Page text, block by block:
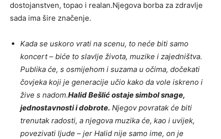
dostojanstven, topao i realan.Njegova borba za zdravlje
sada ima šire značenje.
Kada se uskoro vrati na scenu, to neće biti samo
koncert – biće to slavlje života, muzike i zajedništva.
Publika će, s osmijehom i suzama u očima, dočekati
čovjeka koji je generacije učio kako da vole iskreno i
žive s nadom.Halid Bešlić ostaje simbol snage,
jednostavnosti i dobrote. Njegov povratak će biti
trenutak radosti, a njegova muzika će, kao i uvijek,
povezivati ljude – jer Halid nije samo ime, on je